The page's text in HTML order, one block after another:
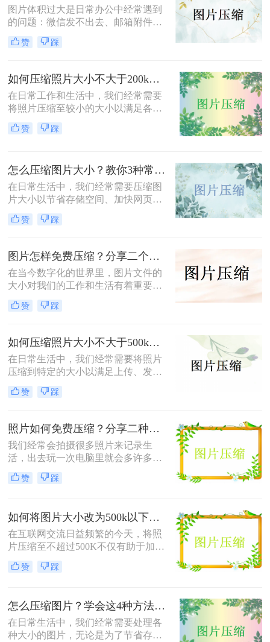
图片体积过大是日常办公中经常遇到
的问题：微信发不出去、邮箱附件超
限、网页上传被拒、本地存储吃紧。
不同压缩方法在压缩率、画质损失、
可能导致图片模糊到无法使用，或者
压缩后体积几乎没变。
赞 踩
如何压缩照片大小不大于200k？教你二种高效压缩方法！
在日常工作和生活中，我们经常需要
将照片压缩至较小的大小以满足各种
上传、分享或存储的需求。那么如何
压缩照片大小不大于200k呢？本文将
赞 踩
怎么压缩图片大小？教你3种常用压缩方法！
在日常生活中，我们经常需要压缩图
片大小以节省存储空间、加快网页加
载速度或方便文件传输。那么怎么压
缩图片大小呢？本文将介绍三种压缩
片压缩。
赞 踩
图片怎样免费压缩？分享二个简单易用的压缩方法！
在当今数字化的世界里，图片文件的
大小对我们的工作和生活有着重要影
响。无论是为了加速网页加载速度、
满足社交媒体平台的上传要求，还是
费压缩是一项不可或缺的技能。本文
将介绍两种简单易用的图片压缩方
法。
赞 踩
如何压缩照片大小不大于500k？学会这2种压缩方法轻松解决！
在日常生活中，我们经常需要将照片
压缩到特定的大小以满足上传、发送
或存储的需求。那么如何压缩照片大
小不大于500k呢？本文将介绍两种将
方法。
赞 踩
照片如何免费压缩？分享二种高效压缩方法！
我们经常会拍摄很多照片来记录生
活，出去玩一次电脑里就会多许多旅
游照，而且不知道你们有没有储存好
看图片的习惯呢？这样下来我们电脑
软件将图片进行批量压缩，就可以缓
解电脑的内存压力，让它运行更加顺
畅。那么你们知道照片如何免费压缩
吗？相信这篇文章可以给你一点参
考。
赞 踩
如何将图片大小改为500k以下？教你2个不同平台的方法！
在互联网交流日益频繁的今天，将照
片压缩至不超过500K不仅有助于加快
网页加载速度、减少电子邮件附件体
积，还能满足许多平台对上传图片大
效的方法来帮助您轻松实现这一目
标。
赞 踩
怎么压缩图片？学会这4种方法可以轻松压缩大小!
在日常生活中，我们经常需要处理各
种大小的图片，无论是为了节省存储